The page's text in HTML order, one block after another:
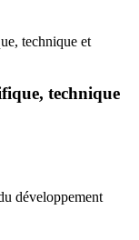
technique et
technique
développement